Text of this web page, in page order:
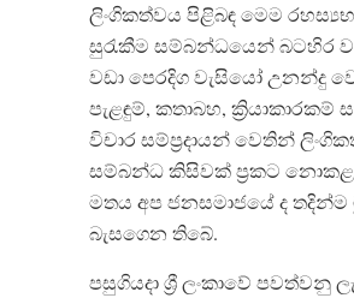
ලිංගිකත්වය පිළිබඳ මෙම
සුරැකීම සම්බන්ධයෙන් බටහිර
වඩා පෙරදිග වැසියෝ උනන්දු
පැළඳුම්, කතාබහ, ක්‍රියාකාරකම්
විචාර සම්ප්‍රදායන් වෙතින්
සම්බන්ධ කිසිවක් ප්‍රකට
මතය අප ජනසමාජයේ ද තදින්ම
බැසගෙන තිබේ.
පසුගියදා ශ්‍රී ලංකාවේ පවත්වනු